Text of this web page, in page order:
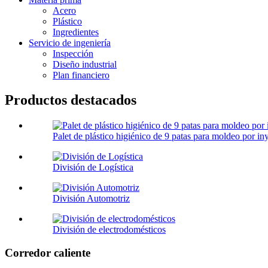
Acero
Plástico
Ingredientes
Servicio de ingeniería
Inspección
Diseño industrial
Plan financiero
Productos destacados
Palet de plástico higiénico de 9 patas para moldeo por
División de Logística
División Automotriz
División de electrodomésticos
Corredor caliente